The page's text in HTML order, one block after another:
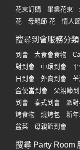
花束訂購 畢業花束
花
母親節 花 情人
搜尋到會服務分類
到會 大食會食物
對到會
中環到會
日到會
外賣到會
盒便當到會
父親節
到會
泰式到會 派
烤食物
燒烤包 新
盆菜
母親節到會
搜尋 Party Room